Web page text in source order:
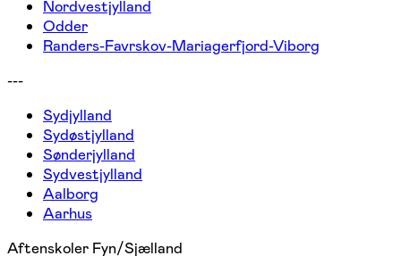
Nordvestjylland
Odder
Randers-Favrskov-Mariagerfjord-Viborg
---
Sydjylland
Sydøstjylland
Sønderjylland
Sydvestjylland
Aalborg
Aarhus
Aftenskoler Fyn/Sjælland